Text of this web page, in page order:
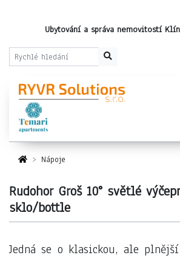
Ubytování a správa nemovitostí
Nápoje
Rudohor Groš 10° světlé
sklo/bottle
Jedná se o klasickou, ale